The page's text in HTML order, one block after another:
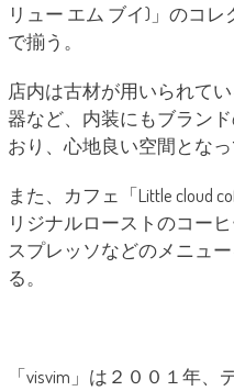
リュー エム ブイ)」のコ
で揃う。
店内は古材が用いられて
器など、内装にもブラン
おり、心地良い空間となっ
また、カフェ「Little cloud
リジナルローストのコー
スプレッソなどのメニュ
る。
「visvim」は２００１年